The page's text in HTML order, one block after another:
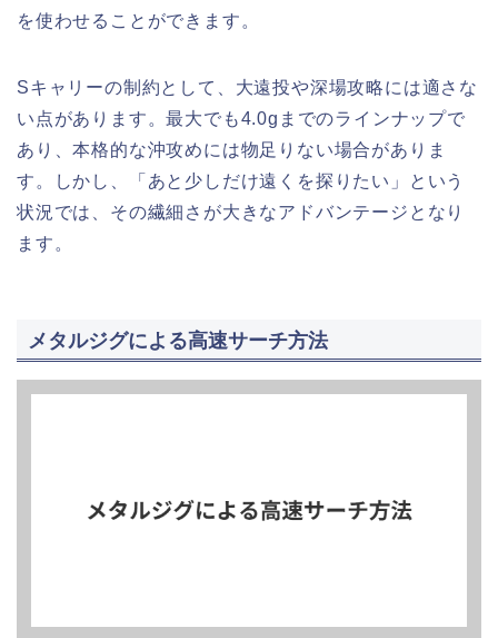
を使わせることができます。
Sキャリーの制約として、大遠投や深場攻略には適さな
い点があります。最大でも4.0gまでのラインナップで
あり、本格的な沖攻めには物足りない場合がありま
す。しかし、「あと少しだけ遠くを探りたい」という
状況では、その繊細さが大きなアドバンテージとなり
ます。
メタルジグによる高速サーチ方法